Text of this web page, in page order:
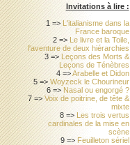
Invitations à lire :
1 => L'italianisme dans la
France baroque
2 => Le livre et la Toile,
l'aventure de deux hiérarchies
3 => Leçons des Morts &
Leçons de Ténèbres
4 =>Arabelle et Didon
5 =>Woyzeck le Chourineur
6 => Nasal ou engorgé ?
7 =>Voix de poitrine, de tête &
mixte
8 => Les trois vertus
cardinales de la mise en
scène
9 => Feuilleton sériel